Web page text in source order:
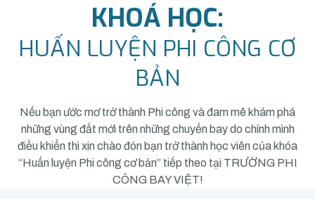
KHOÁ HỌC:
HUẤN LUYỆN PHI CÔNG CƠ
BẢN
Nếu bạn ước mơ trở thành Phi công và đam mê khám phá
những vùng đất mới trên những chuyến bay do chính mình
điều khiển thì xin chào đón bạn trở thành học viên của khóa
“Huấn luyện Phi công cơ bản” tiếp theo tại TRƯỜNG PHI
CÔNG BAY VIỆT!